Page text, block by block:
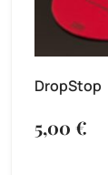
DropStop
5,00 €